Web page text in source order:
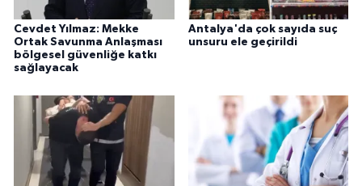
Cevdet Yılmaz: Mekke
Ortak Savunma Anlaşması
bölgesel güvenliğe katkı
sağlayacak
Antalya'da çok sayıda suç
unsuru ele geçirildi